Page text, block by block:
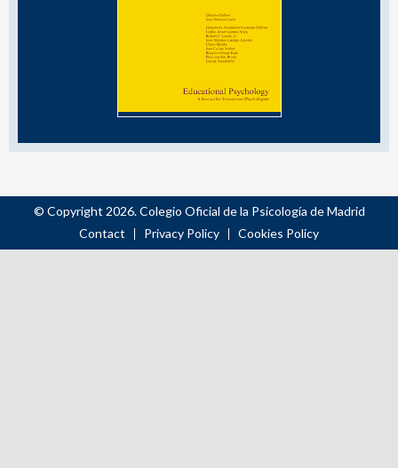
© Copyright 2026. Colegio Oficial de la Psicología de Madrid
Contact
Privacy Policy Cookies Policy